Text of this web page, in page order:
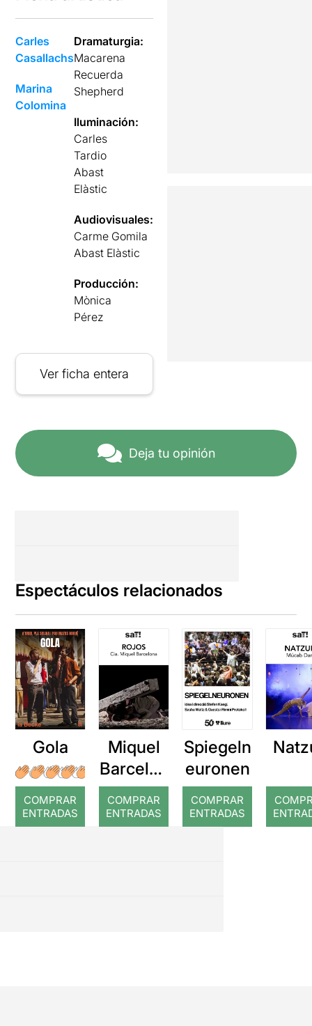
Carles
Casallachs
Marina
Colomina
Dramaturgia:
Macarena
Recuerda
Shepherd
Iluminación:
Carles
Tardio
Abast
Elàstic
Audiovisuales:
Carme Gomila
Abast Elàstic
Producción:
Mònica
Pérez
Ver ficha entera
Deja tu opinión
Espectáculos relacionados
Gola
COMPRAR
ENTRADAS
Miquel
Barcelon
a: Rojos
COMPRAR
ENTRADAS
Spiegeln
euronen
COMPRAR
ENTRADAS